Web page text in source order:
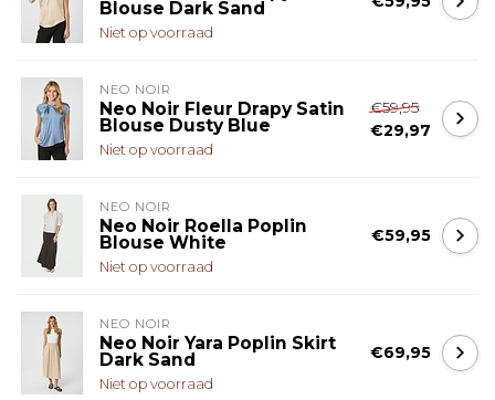
Blouse Dark Sand
Niet op voorraad
NEO NOIR
Neo Noir Fleur Drapy Satin
Blouse Dusty Blue
Niet op voorraad
€59,95
€29,97
NEO NOIR
Neo Noir Roella Poplin
Blouse White
Niet op voorraad
€59,95
NEO NOIR
Neo Noir Yara Poplin Skirt
Dark Sand
Niet op voorraad
€69,95